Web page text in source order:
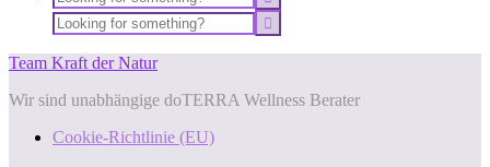
Team Kraft der Natur
Wir sind unabhängige doTERRA Wellness Berater
Cookie-Richtlinie (EU)